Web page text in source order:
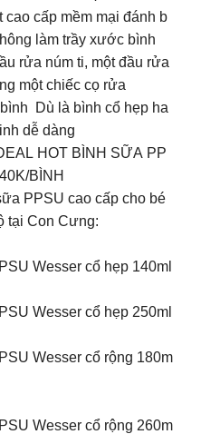
cấp mềm mại đánh b
làm trầy xước bình
rửa núm ti, một đầu rửa
một chiếc cọ rửa
Dù là bình cổ hẹp ha
dễ dàng
HOT BÌNH SỮA PP
BÌNH
PPSU cao cấp cho bé
tại Con Cưng:
Wesser cổ hẹp 140ml
Wesser cổ hẹp 250ml
Wesser cổ rộng 180m
Wesser cổ rộng 260m